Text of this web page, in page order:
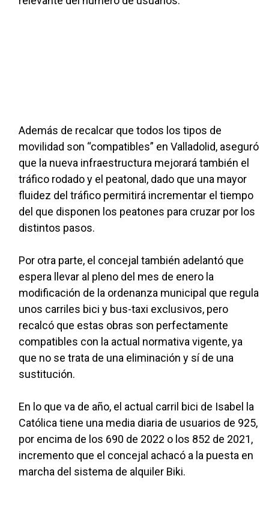
Además de recalcar que todos los tipos de
movilidad son “compatibles” en Valladolid, aseguró
que la nueva infraestructura mejorará también el
tráfico rodado y el peatonal, dado que una mayor
fluidez del tráfico permitirá incrementar el tiempo
del que disponen los peatones para cruzar por los
distintos pasos.
Por otra parte, el concejal también adelantó que
espera llevar al pleno del mes de enero la
modificación de la ordenanza municipal que regula
unos carriles bici y bus-taxi exclusivos, pero
recalcó que estas obras son perfectamente
compatibles con la actual normativa vigente, ya
que no se trata de una eliminación y sí de una
sustitución.
En lo que va de año, el actual carril bici de Isabel la
Católica tiene una media diaria de usuarios de 925,
por encima de los 690 de 2022 o los 852 de 2021,
incremento que el concejal achacó a la puesta en
marcha del sistema de alquiler Biki.